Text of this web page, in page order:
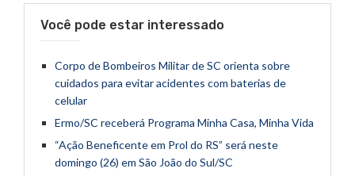
Você pode estar interessado
Corpo de Bombeiros Militar de SC orienta sobre
cuidados para evitar acidentes com baterias de
celular
Ermo/SC receberá Programa Minha Casa, Minha Vida
“Ação Beneficente em Prol do RS” será neste
domingo (26) em São João do Sul/SC